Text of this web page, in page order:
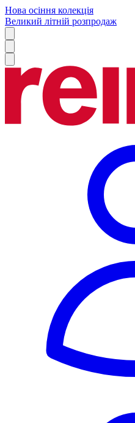
Нова осіння колекція
Великий літній розпродаж